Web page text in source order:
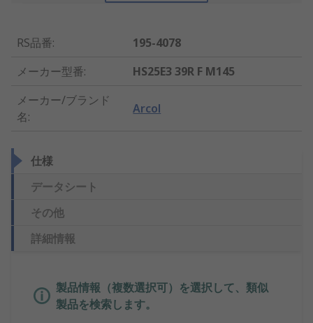
RS品番:
195-4078
メーカー型番:
HS25E3 39R F M145
メーカー/ブランド
名:
Arcol
仕様
データシート
その他
詳細情報
製品情報（複数選択可）を選択して、類似
製品を検索します。